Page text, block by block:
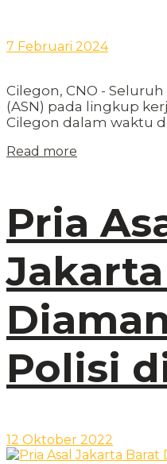
7 Februari 2024
Cilegon, CNO -
(ASN) pada lingkup
Cilegon dalam waktu
Read more
Pria
Polisi
12 Oktober 2022